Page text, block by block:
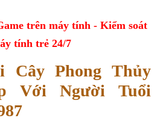
trên máy tính - Kiểm soát
tính trẻ 24/7
Cây Phong Thủy
Với Người Tuổi